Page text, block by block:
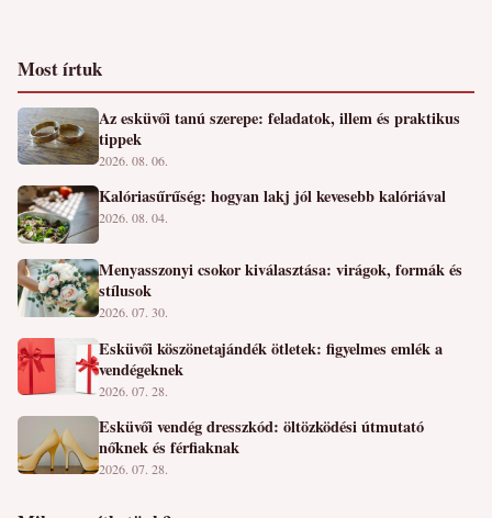
Most írtuk
Az esküvői tanú szerepe: feladatok, illem és praktikus
tippek
2026. 08. 06.
Kalóriasűrűség: hogyan lakj jól kevesebb kalóriával
2026. 08. 04.
Menyasszonyi csokor kiválasztása: virágok, formák és
stílusok
2026. 07. 30.
Esküvői köszönetajándék ötletek: figyelmes emlék a
vendégeknek
2026. 07. 28.
Esküvői vendég dresszkód: öltözködési útmutató
nőknek és férfiaknak
2026. 07. 28.